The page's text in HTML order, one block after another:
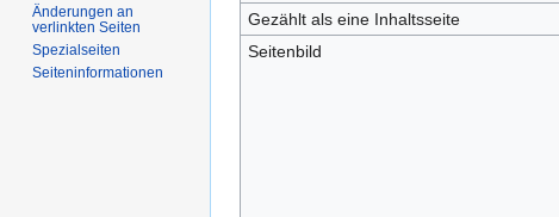
Gezählt als eine Inhaltsseite
Seitenbild
Änderungen an
verlinkten Seiten
Spezialseiten
Seiten­­informationen